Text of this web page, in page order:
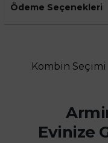
Ödeme Seçenekleri
Kombin Seçimi
Evinize